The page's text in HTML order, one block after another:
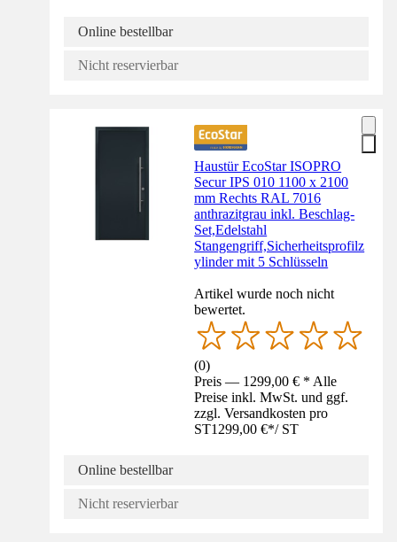
Online bestellbar
Nicht reservierbar
Haustür EcoStar ISOPRO
Secur IPS 010 1100 x 2100
mm Rechts RAL 7016
anthrazitgrau inkl. Beschlag-
Set,Edelstahl
Stangengriff,Sicherheitsprofilz
ylinder mit 5 Schlüsseln
Artikel wurde noch nicht
bewertet.
(0)
Preis — 1299,00 € * Alle
Preise inkl. MwSt. und ggf.
zzgl. Versandkosten pro
ST1299,00 €*/ ST
Online bestellbar
Nicht reservierbar